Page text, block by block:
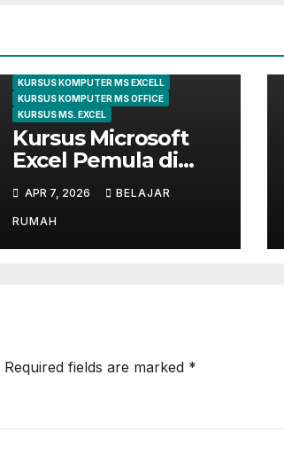
KURSUS KOMPUTER MS EXCELL
KURSUS KOMPUTER MS OFFICE
KURSUS MS. EXCEL
Kursus Microsoft
Excel Pemula di
Cileungsi | Belajar
dari Dasar Sampai
Mahir
APR 7, 2026 BELAJAR
RUMAH
Required fields are marked *